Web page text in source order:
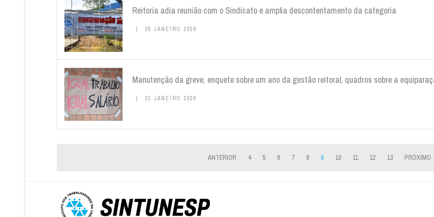
Reitoria adia reunião com o Sindicato e amplia descontentamento da categoria
28 JANEIRO 2026
Manutenção da greve, enquete sobre um ano da gestão reitoral, quadros sobre a
23 JANEIRO 2026
ANTERIOR 4 5 6 7 8 9 10 11 12 13 PRÓXIMO